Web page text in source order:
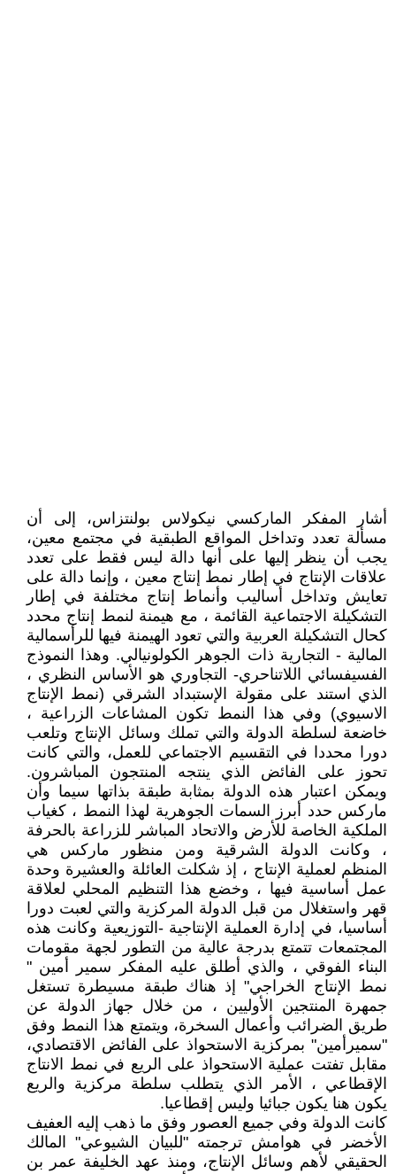
أشار المفكر الماركسي نيكولاس بولنتزاس، إلى أن
مسألة تعدد وتداخل المواقع الطبقية في مجتمع معين،
يجب أن ينظر إليها على أنها دالة ليس فقط على تعدد
علاقات الإنتاج في إطار نمط إنتاج معين ، وإنما دالة على
تعايش وتداخل أساليب وأنماط إنتاج مختلفة في إطار
التشكيلة الاجتماعية القائمة ، مع هيمنة لنمط إنتاج محدد
كحال التشكيلة العربية والتي تعود الهيمنة فيها للرأسمالية
المالية - التجارية ذات الجوهر الكولونيالي. وهذا النموذج
الفسيفسائي اللاتناحري- التجاوري هو الأساس النظري ،
الذي استند على مقولة الإستبداد الشرقي (نمط الإنتاج
الاسيوي) وفي هذا النمط تكون المشاعات الزراعية ،
خاضعة لسلطة الدولة والتي تملك وسائل الإنتاج وتلعب
دورا محددا في التقسيم الاجتماعي للعمل، والتي كانت
تحوز على الفائض الذي ينتجه المنتجون المباشرون.
ويمكن اعتبار هذه الدولة بمثابة طبقة بذاتها سيما وأن
ماركس حدد أبرز السمات الجوهرية لهذا النمط ، كغياب
الملكية الخاصة للأرض والاتحاد المباشر للزراعة بالحرفة
، وكانت الدولة الشرقية ومن منظور ماركس هي
المنظم لعملية الإنتاج ، إذ شكلت العائلة والعشيرة وحدة
عمل أساسية فيها ، وخضع هذا التنظيم المحلي لعلاقة
قهر واستغلال من قبل الدولة المركزية والتي لعبت دورا
أساسيا، في إدارة العملية الإنتاجية -التوزيعية وكانت هذه
المجتمعات تتمتع بدرجة عالية من التطور لجهة مقومات
البناء الفوقي ، والذي أطلق عليه المفكر سمير أمين "
نمط الإنتاج الخراجي" إذ هناك طبقة مسيطرة تستغل
جمهرة المنتجين الأوليين ، من خلال جهاز الدولة عن
طريق الضرائب وأعمال السخرة، ويتمتع هذا النمط وفق
"سميرأمين" بمركزية الاستحواذ على الفائض الاقتصادي،
مقابل تفتت عملية الاستحواذ على الريع في نمط الانتاج
الإقطاعي ، الأمر الذي يتطلب سلطة مركزية والريع
يكون هنا يكون جبائيا وليس إقطاعيا.
كانت الدولة وفي جميع العصور وفق ما ذهب إليه العفيف
الأخضر في هوامش ترجمته "للبيان الشيوعي" المالك
الحقيقي لأهم وسائل الإنتاج، ومنذ عهد الخليفة عمر بن